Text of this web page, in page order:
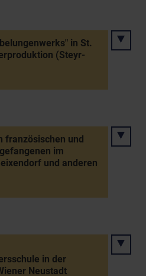
in St.
(Steyr-
französischen und
im
und anderen
in der
Neustadt